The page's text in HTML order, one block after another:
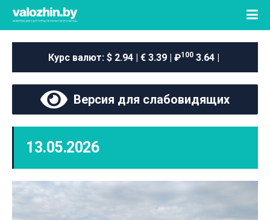
Курс валют: $ 2.94 | € 3.39 | ₽100 3.64 |
Версия для слабовидящих
13.05.2026